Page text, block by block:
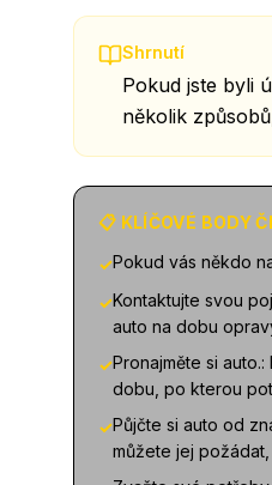
Shrnutí
Pokud jste byli
několik
📋 KLÍČOVÉ BODY
✓Pokud vás někdo
✓Kontaktujte svou
auto na dobu
✓Pronajměte si
dobu, po kterou
✓Půjčte si auto od
můžete jej